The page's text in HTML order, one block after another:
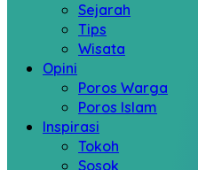
Sejarah
Tips
Wisata
Opini
Poros Warga
Poros Islam
Inspirasi
Tokoh
Sosok